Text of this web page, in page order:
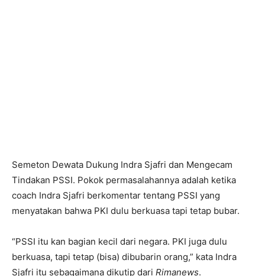
Semeton Dewata Dukung Indra Sjafri dan Mengecam
Tindakan PSSI. Pokok permasalahannya adalah ketika
coach Indra Sjafri berkomentar tentang PSSI yang
menyatakan bahwa PKI dulu berkuasa tapi tetap bubar.
“PSSI itu kan bagian kecil dari negara. PKI juga dulu
berkuasa, tapi tetap (bisa) dibubarin orang,” kata Indra
Sjafri itu sebagaimana dikutip dari Rimanews.